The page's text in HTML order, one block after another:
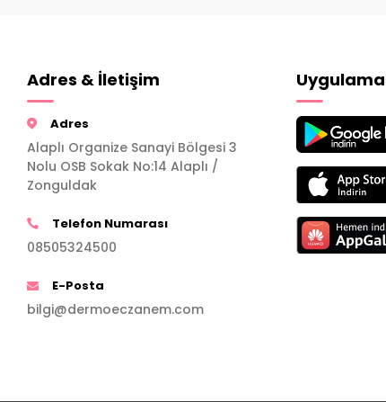
Adres & İletişim
Adres
Alaplı Organize Sanayi Bölgesi 3
Nolu OSB Sokak No:14 Alaplı /
Zonguldak
Telefon Numarası
08505324500
E-Posta
bilgi@dermoeczanem.com